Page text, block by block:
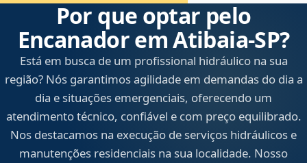
Por que optar pelo
Encanador em Atibaia‑SP?
Está em busca de um profissional hidráulico na sua
região? Nós garantimos agilidade em demandas do dia a
dia e situações emergenciais, oferecendo um
atendimento técnico, confiável e com preço equilibrado.
Nos destacamos na execução de serviços hidráulicos e
manutenções residenciais na sua localidade. Nosso